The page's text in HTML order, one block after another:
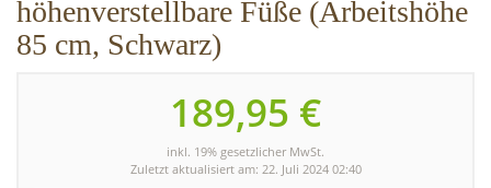
höhenverstellbare Füße (Arbeitshöhe
85 cm, Schwarz)
189,95 €
inkl. 19% gesetzlicher MwSt.
Zuletzt aktualisiert am: 22. Juli 2024 02:40